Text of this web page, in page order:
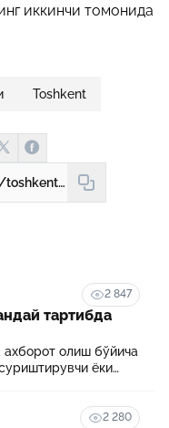
иккинчи томонида
Toshkent
https://hudud24.uz/news/toshkent-shakhridagi-bobur-kuchasi-5-kunga-kisman-yopiladi
2 847
тартибда
олиш бўйича
ёки
2 280